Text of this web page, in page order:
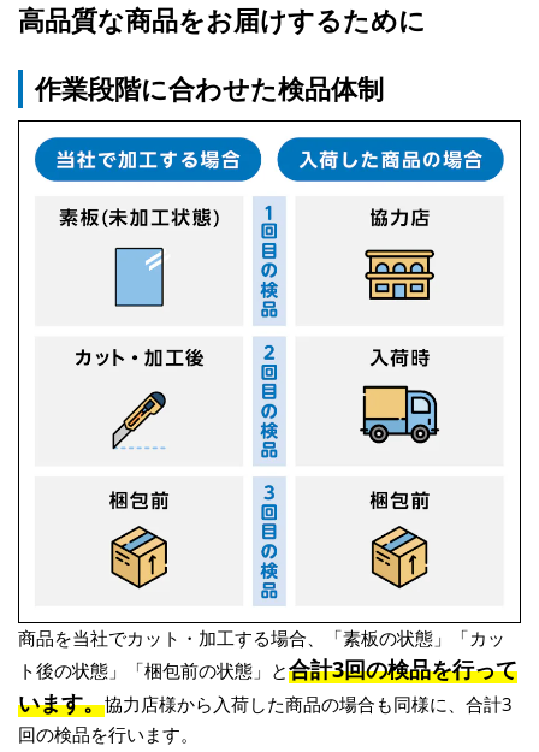
高品質な商品をお届けするために
作業段階に合わせた検品体制
商品を当社でカット・加工する場合、「素板の状態」「カッ
ト後の状態」「梱包前の状態」と合計3回の検品を行って
います。協力店様から入荷した商品の場合も同様に、合計3
回の検品を行います。